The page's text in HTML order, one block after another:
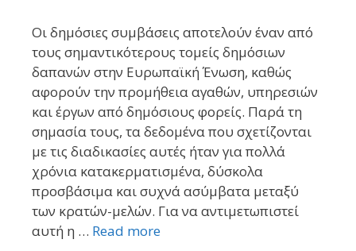
Οι δημόσιες συμβάσεις αποτελούν έναν από
τους σημαντικότερους τομείς δημόσιων
δαπανών στην Ευρωπαϊκή Ένωση, καθώς
αφορούν την προμήθεια αγαθών, υπηρεσιών
και έργων από δημόσιους φορείς. Παρά τη
σημασία τους, τα δεδομένα που σχετίζονται
με τις διαδικασίες αυτές ήταν για πολλά
χρόνια κατακερματισμένα, δύσκολα
προσβάσιμα και συχνά ασύμβατα μεταξύ
των κρατών-μελών. Για να αντιμετωπιστεί
αυτή η … Read more